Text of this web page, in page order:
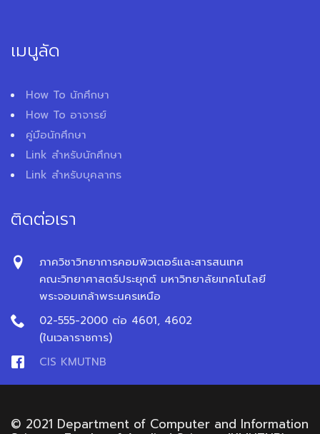
เมนูลัด
How To นักศึกษา
How To อาจารย์
คู่มือนักศึกษา
Link สำหรับนักศึกษา
Link สำหรับบุคลากร
ติดต่อเรา
ภาควิชาวิทยาการคอมพิวเตอร์และสารสนเทศ
คณะวิทยาศาสตร์ประยุกต์ มหาวิทยาลัยเทคโนโลยี
พระจอมเกล้าพระนครเหนือ
02-555-2000 ต่อ 4601, 4602
(ในเวลาราชการ)
CIS KMUTNB
© 2021 Department of Computer and Information